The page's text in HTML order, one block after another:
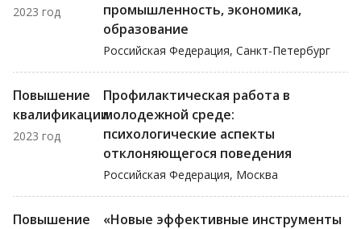
2023 год
промышленность, экономика,
образование
Российская Федерация, Санкт-Петербург
Повышение
квалификации
2023 год
Профилактическая работа в
молодежной среде:
психологические аспекты
отклоняющегося поведения
Российская Федерация, Москва
Повышение
«Новые эффективные инструменты